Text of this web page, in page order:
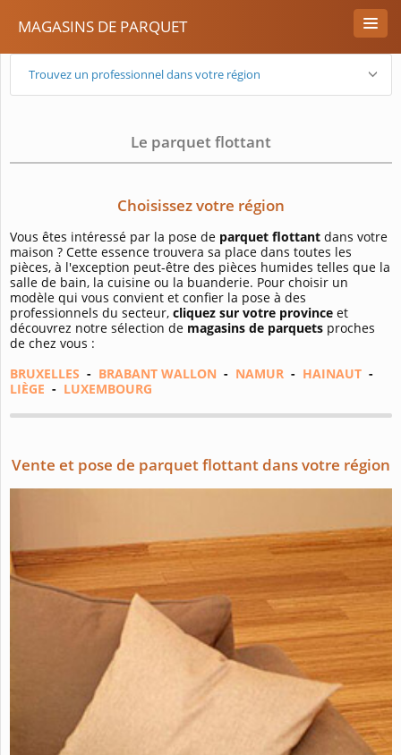
MAGASINS DE PARQUET
Trouvez un professionnel dans votre région
Le parquet flottant
Choisissez votre région
Vous êtes intéressé par la pose de parquet flottant dans votre
maison ? Cette essence trouvera sa place dans toutes les
pièces, à l'exception peut-être des pièces humides telles que la
salle de bain, la cuisine ou la buanderie. Pour choisir un
modèle qui vous convient et confier la pose à des
professionnels du secteur, cliquez sur votre province et
découvrez notre sélection de magasins de parquets proches
de chez vous :
BRUXELLES - BRABANT WALLON - NAMUR - HAINAUT -
LIÈGE - LUXEMBOURG
Vente et pose de parquet flottant dans votre région